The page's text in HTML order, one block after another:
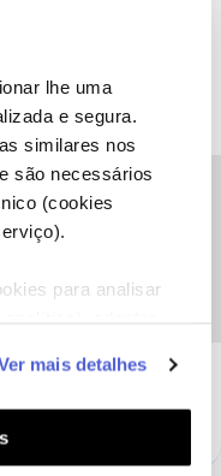
lhe uma
e segura.
similares nos
são necessários
(cookies
para analisar
e
aos seus interesses
Pode gerir a
"Configurar
mais detalhes
ficar sozinho!
mais gostou. 😊
relevante. Marque
melhores comentários.